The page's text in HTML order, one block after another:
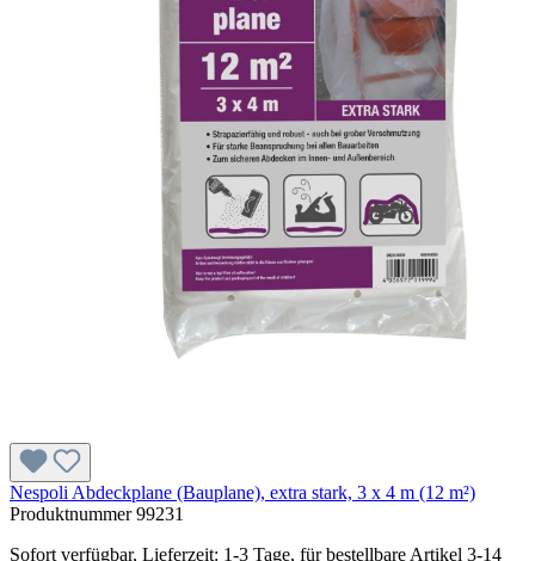
Nespoli Abdeckplane (Bauplane), extra stark, 3 x 4 m (12 m²)
Produktnummer99231
Sofort verfügbar, Lieferzeit: 1-3 Tage, für bestellbare Artikel 3-14